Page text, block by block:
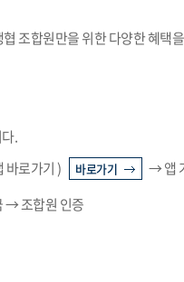
협 조합원만을 위한 다양한 혜택을
.
바로가기 )
바로가기
→ 앱
→ 조합원 인증